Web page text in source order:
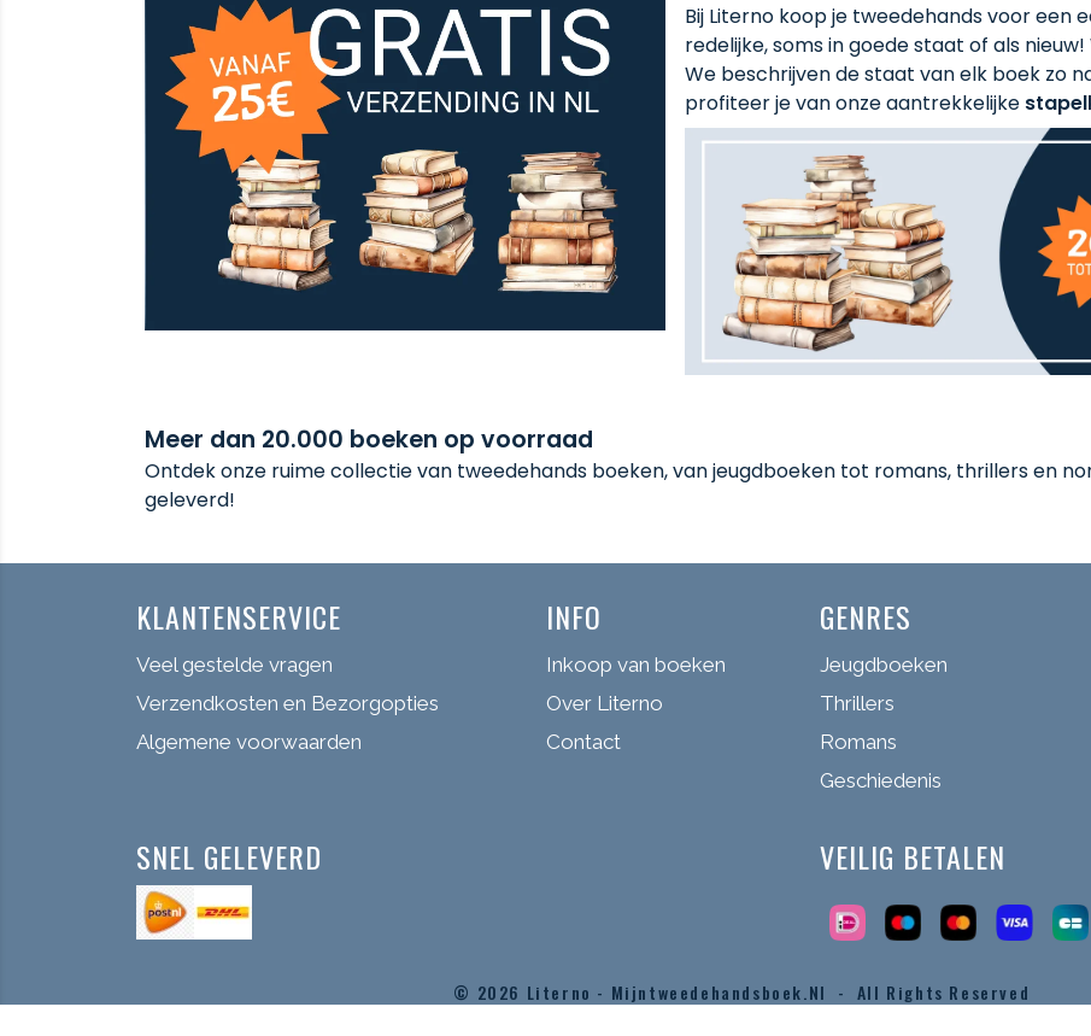
Bij Literno koop je tweedehands voor een
redelijke, soms in goede staat of als
We beschrijven de staat van elk boek zo
profiteer je van onze aantrekkelijke
Meer dan 20.000 boeken op voorraad
Ontdek onze ruime collectie van tweedehands boeken, van jeugdboeken tot romans, thrillers en
geleverd!
KLANTENSERVICE
Veel gestelde vragen
Verzendkosten en Bezorgopties
Algemene voorwaarden
INFO
Inkoop van boeken
Over Literno
Contact
GENRES
Jeugdboeken
Thrillers
Romans
Geschiedenis
SNEL GELEVERD VEILIG BETALEN
© 2026 Literno - Mijntweedehandsboek.nl - All Rights Reserved